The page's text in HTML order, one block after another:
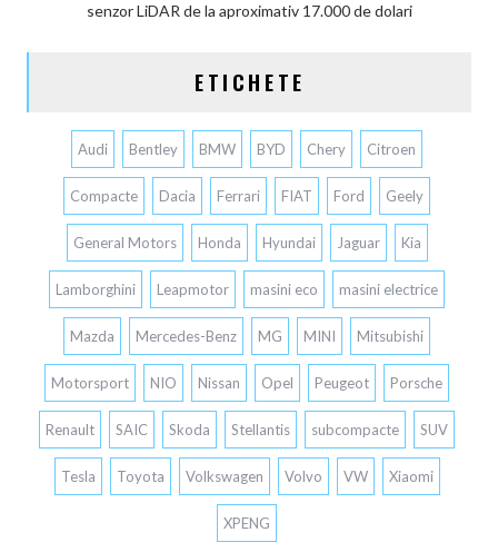
senzor LiDAR de la aproximativ 17.000 de dolari
ETICHETE
Audi Bentley BMW BYD Chery Citroen
Compacte Dacia Ferrari FIAT Ford Geely
General Motors Honda Hyundai Jaguar Kia
Lamborghini Leapmotor masini eco masini electrice
Mazda Mercedes-Benz MG MINI Mitsubishi
Motorsport NIO Nissan Opel Peugeot Porsche
Renault SAIC Skoda Stellantis subcompacte SUV
Tesla Toyota Volkswagen Volvo VW Xiaomi
XPENG